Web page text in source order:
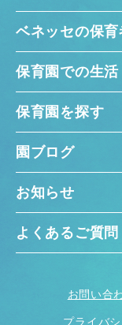
ベネッセの保
保育園での生活
保育園を探す
園ブログ
お知らせ
よくあるご質問
お問い合
プライバ